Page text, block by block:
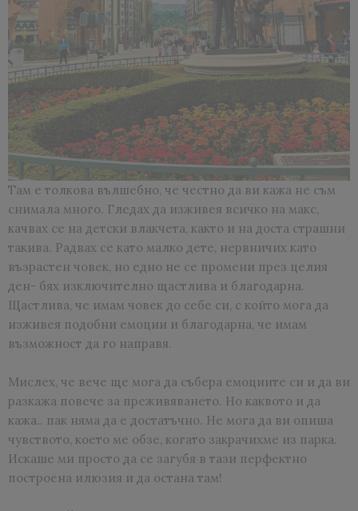
Там е толкова вълшебно, че честно да ви кажа не съм
снимала много. Гледах да изживея всичко на макс,
качвах се на детски влакчета, както и на доста страшни
такива. Радвах се като малко дете, нервничих като
възрастен човек, но едно не се промени през целия
ден- бях изключително щастлива и благодарна.
Щастлива, че имам човек до себе си, с който мога да
изживея подобни емоции и благодарна, че имам
възможност да го направя.
Мислех, че вече ще мога да събера емоциите си и да ви
разкажа повече за преживяването. Но каквото и да
кажа.. пак няма да е достатъчно. Не мога да ви опиша
чувството, което ме обзе, когато закрачихме из парка.
Искаше ми просто да се загубя в тази перфектно
построена илюзия и да остана там!